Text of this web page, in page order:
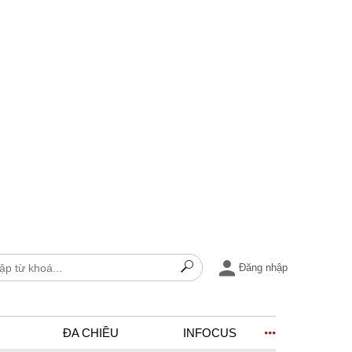
Đăng nhập
ĐA CHIỀU INFOCUS